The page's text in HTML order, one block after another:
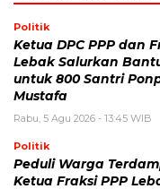
Politik
Ketua DPC PPP dan
Lebak Salurkan
untuk 800 Santri
Mustafa
Rabu, 5 Agu 2026 - 13:45 WIB
Politik
Peduli Warga
Ketua Fraksi PPP